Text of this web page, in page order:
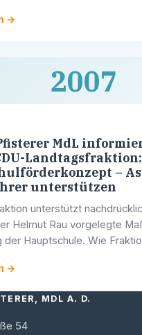
→
2007
MdL
Landtagsfraktion:
–
unterstützen
unterstützt
Helmut Rau vorgelegte
der Hauptschule. Wie
…
→
MDL A. D.
54